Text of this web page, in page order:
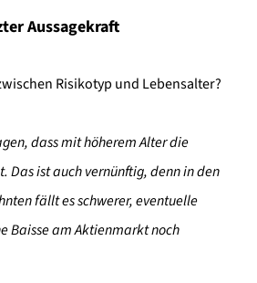
Aussagekraft
Risikotyp und Lebensalter?
dass mit höherem Alter die
Das ist auch vernünftig, denn in den
fällt es schwerer, eventuelle
Baisse am Aktienmarkt noch